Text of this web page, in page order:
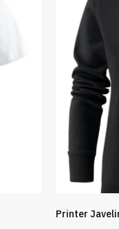
Printer